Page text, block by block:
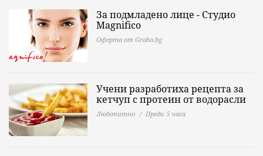
За подмладено лице - Студио
Magnifico
Оферта от Grabo.bg
Учени разработиха рецепта за
кетчуп с протеин от водорасли
Любопитно Преди 5 часа